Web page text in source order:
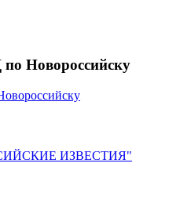
Новороссийску
ИЗВЕСТИЯ"